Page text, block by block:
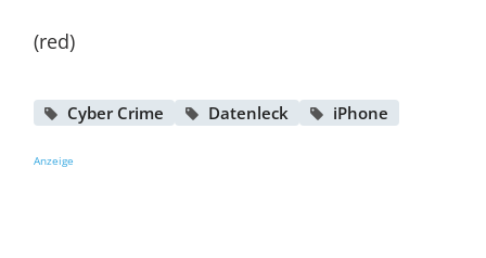
(red)
Cyber Crime Datenleck iPhone
Anzeige